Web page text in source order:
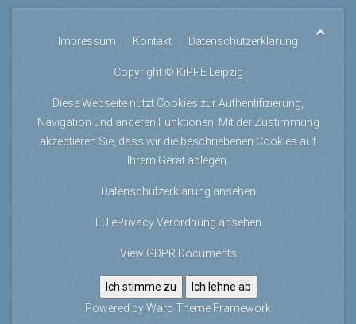
Impressum Kontakt Datenschutzerklärung
Copyright © KiPPE Leipzig
Diese Webseite nutzt Cookies zur Authentifizierung,
Navigation und anderen Funktionen. Mit der Zustimmung
akzeptieren Sie, dass wir die beschriebenen Cookies auf
Ihrem Gerät ablegen.
Datenschutzerklärung ansehen
EU ePrivacy Verordnung ansehen
View GDPR Documents
Ich stimme zu
Ich lehne ab
Powered byWarp Theme Framework